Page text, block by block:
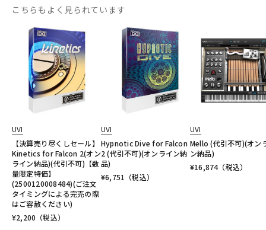
こちらもよく見られています
UVI
【決算売り尽くしセール】
Kinetics for Falcon 2(オン
ライン納品)(代引不可)【数
量限定特価】
(2500120008484)(ご注文
タイミングによる完売の際
はご容赦ください)
¥2,200 （税込）
UVI
Hypnotic Dive for Falcon
2 (代引不可)(オンライン納
品)
¥6,751 （税込）
UVI
Mello (代引不可)(オン
ン納品)
¥16,874（税込）